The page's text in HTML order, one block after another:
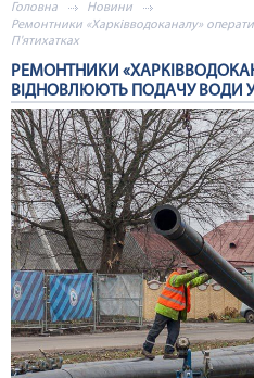
Головна
Новини
Ремонтники «Харківводоканалу»
П'ятихатках
РЕМОНТНИКИ
ВІДНОВЛЮЮТЬ ПОДАЧУ ВОДИ